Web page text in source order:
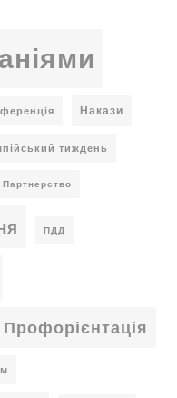
Накази
тиждень
Партнерство
ПДД
Профорієнтація